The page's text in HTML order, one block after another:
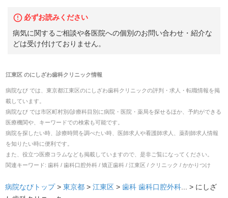
必ずお読みください
病気に関するご相談や各医院への個別のお問い合わせ・紹介な
どは受け付けておりません。
江東区のにしざわ歯科クリニック情報
病院なび では、 東京都江東区のにしざわ歯科クリニックの評判・求人・転職情報を掲
載しています。
病院なび では市区町村別/診療科目別に病院・医院・薬局を探せるほか、予約ができる
医療機関や、キーワードでの検索も可能です。
病院を探したい時、診療時間を調べたい時、医師求人や看護師求人、薬剤師求人情報
を知りたい時に便利です。
また、役立つ医療コラムなども掲載していますので、是非ご覧になってください。
関連キーワード: 歯科 / 歯科口腔外科 / 矯正歯科 / 江東区 / クリニック / かかりつけ
病院なびトップ > 東京都 > 江東区 > 歯科 歯科口腔外科... > にしざ